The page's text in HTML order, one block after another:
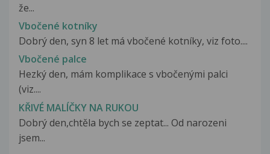
že...
Vbočené kotníky
Dobrý den, syn 8 let má vbočené kotníky, viz foto....
Vbočené palce
Hezký den, mám komplikace s vbočenými palci
(viz....
KŘIVÉ MALÍČKY NA RUKOU
Dobrý den,chtěla bych se zeptat... Od narozeni
jsem...